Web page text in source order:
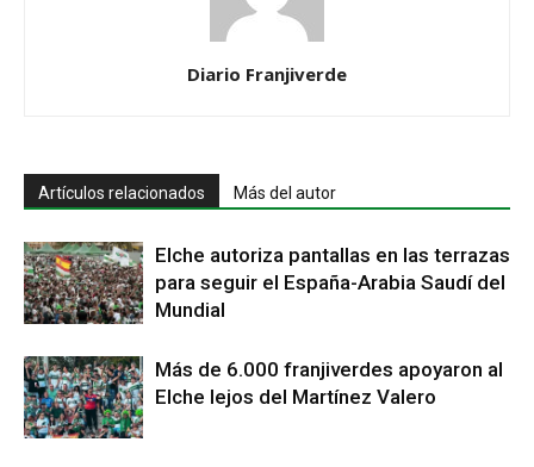
Diario Franjiverde
Artículos relacionados Más del autor
Elche autoriza pantallas en las terrazas
para seguir el España-Arabia Saudí del
Mundial
Más de 6.000 franjiverdes apoyaron al
Elche lejos del Martínez Valero